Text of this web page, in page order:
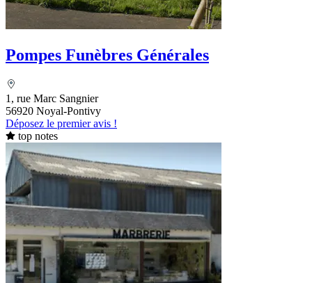
Pompes Funèbres Générales
1, rue Marc Sangnier
56920 Noyal-Pontivy
Déposez le premier avis !
top notes